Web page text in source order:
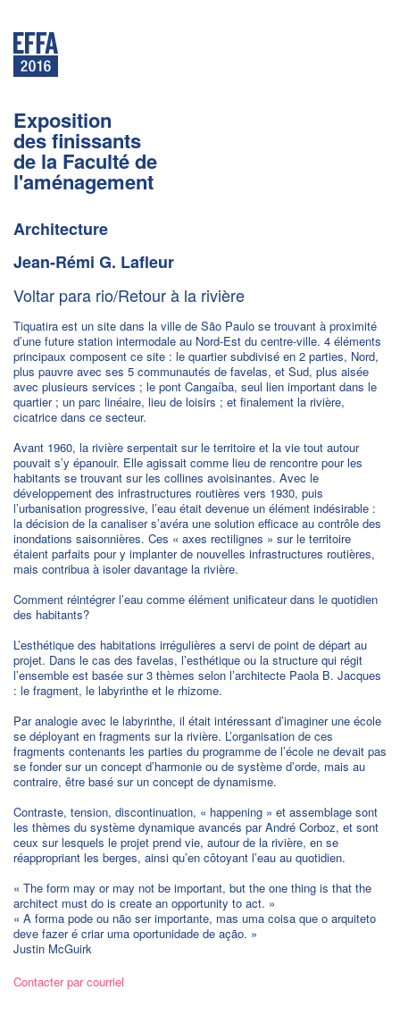
Exposition
des finissants
de la Faculté de
l'aménagement
Architecture
Jean-Rémi G. Lafleur
Voltar para rio/Retour à la rivière
Tiquatira est un site dans la ville de São Paulo se trouvant à proximité
d’une future station intermodale au Nord-Est du centre-ville. 4 éléments
principaux composent ce site : le quartier subdivisé en 2 parties, Nord,
plus pauvre avec ses 5 communautés de favelas, et Sud, plus aisée
avec plusieurs services ; le pont Cangaíba, seul lien important dans le
quartier ; un parc linéaire, lieu de loisirs ; et finalement la rivière,
cicatrice dans ce secteur.
Avant 1960, la rivière serpentait sur le territoire et la vie tout autour
pouvait s’y épanouir. Elle agissait comme lieu de rencontre pour les
habitants se trouvant sur les collines avoisinantes. Avec le
développement des infrastructures routières vers 1930, puis
l’urbanisation progressive, l’eau était devenue un élément indésirable :
la décision de la canaliser s’avéra une solution efficace au contrôle des
inondations saisonnières. Ces « axes rectilignes » sur le territoire
étaient parfaits pour y implanter de nouvelles infrastructures routières,
mais contribua à isoler davantage la rivière.
Comment réintégrer l’eau comme élément unificateur dans le quotidien
des habitants?
L’esthétique des habitations irrégulières a servi de point de départ au
projet. Dans le cas des favelas, l’esthétique ou la structure qui régit
l’ensemble est basée sur 3 thèmes selon l’architecte Paola B. Jacques
: le fragment, le labyrinthe et le rhizome.
Par analogie avec le labyrinthe, il était intéressant d’imaginer une école
se déployant en fragments sur la rivière. L’organisation de ces
fragments contenants les parties du programme de l’école ne devait pas
se fonder sur un concept d’harmonie ou de système d’orde, mais au
contraire, être basé sur un concept de dynamisme.
Contraste, tension, discontinuation, « happening » et assemblage sont
les thèmes du système dynamique avancés par André Corboz, et sont
ceux sur lesquels le projet prend vie, autour de la rivière, en se
réappropriant les berges, ainsi qu’en côtoyant l’eau au quotidien.
« The form may or may not be important, but the one thing is that the
architect must do is create an opportunity to act. »
« A forma pode ou não ser importante, mas uma coisa que o arquiteto
deve fazer é criar uma oportunidade de ação. »
Justin McGuirk
Contacter par courriel